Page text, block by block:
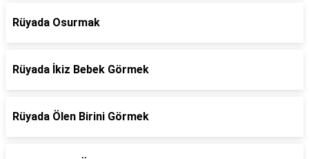
Rüyada Osurmak
Rüyada İkiz Bebek Görmek
Rüyada Ölen Birini Görmek